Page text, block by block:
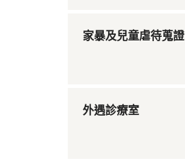
家暴及兒童虐待蒐證
外遇診療室